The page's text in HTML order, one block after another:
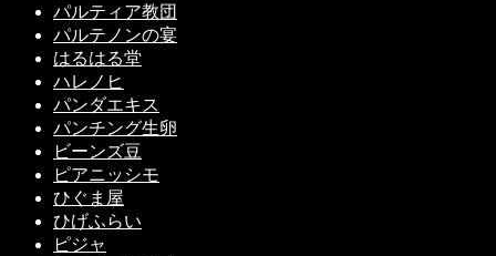
パルティア教団
パルテノンの宴
はるはる堂
ハレノヒ
パンダエキス
パンチング生卵
ビーンズ豆
ピアニッシモ
ひぐま屋
ひげふらい
ピジャ